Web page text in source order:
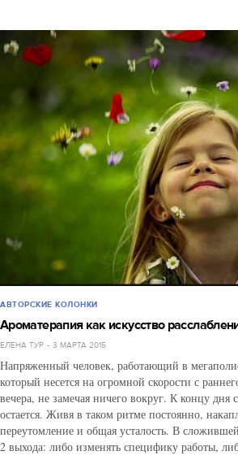
АВТОРСКИЕ КОЛОНКИ
Ароматерапия как искусство
ЕЛЕНА ТУР 3 МАРТА 2015
Напряженный человек, работающий в
который несется на огромной скорости с
вечера, не замечая ничего вокруг. К концу дня
остается. Живя в таком ритме постоянно,
переутомление и общая усталость. В
2 выхода: либо изменять специфику работы,